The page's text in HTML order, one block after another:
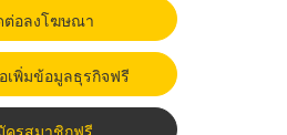
ต่อลงโฆษณา
เพิ่มข้อมูลธุรกิจฟรี
ครสมาชิกฟรี